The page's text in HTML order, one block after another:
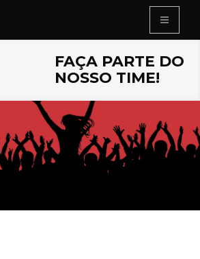
FAÇA PARTE DO
NOSSO TIME!